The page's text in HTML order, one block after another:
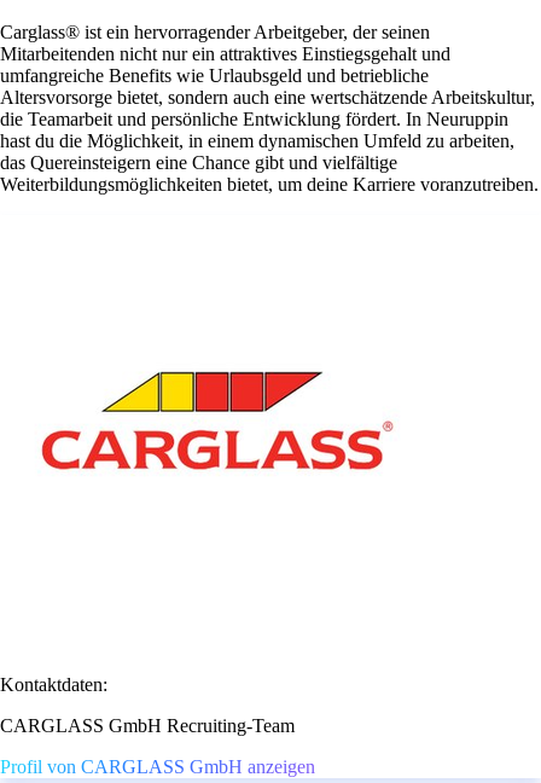
Carglass® ist ein hervorragender Arbeitgeber, der seinen
Mitarbeitenden nicht nur ein attraktives Einstiegsgehalt und
umfangreiche Benefits wie Urlaubsgeld und betriebliche
Altersvorsorge bietet, sondern auch eine wertschätzende Arbeitskultur,
die Teamarbeit und persönliche Entwicklung fördert. In Neuruppin
hast du die Möglichkeit, in einem dynamischen Umfeld zu arbeiten,
das Quereinsteigern eine Chance gibt und vielfältige
Weiterbildungsmöglichkeiten bietet, um deine Karriere voranzutreiben.
Kontaktdaten:
CARGLASS GmbH Recruiting-Team
Profil von CARGLASS GmbH anzeigen